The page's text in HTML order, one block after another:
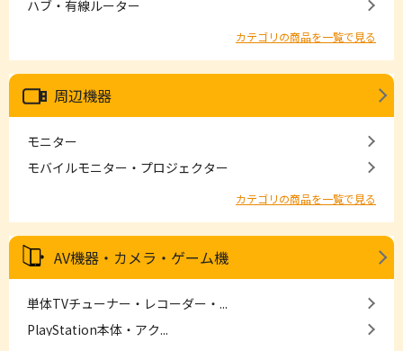
ハブ・有線ルーター
カテゴリの商品を一覧で見る
周辺機器
モニター
モバイルモニター・プロジェクター
カテゴリの商品を一覧で見る
AV機器・カメラ・ゲーム機
単体TVチューナー・レコーダー・...
PlayStation本体・アク...